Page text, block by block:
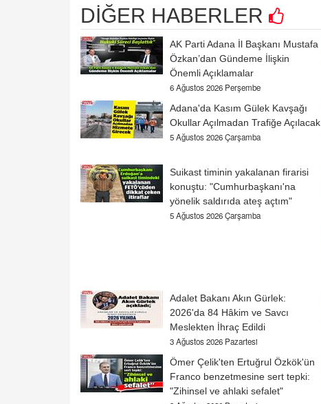
DİĞER HABERLER
AK Parti Adana İl Başkanı Mustafa
Özkan’dan Gündeme İlişkin
Önemli Açıklamalar
6 Ağustos 2026 Perşembe
Adana'da Kasım Gülek Kavşağı
Okullar Açılmadan Trafiğe Açılacak
5 Ağustos 2026 Çarşamba
Suikast timinin yakalanan firarisi
konuştu: "Cumhurbaşkanı'na
yönelik saldırıda ateş açtım"
5 Ağustos 2026 Çarşamba
Adalet Bakanı Akın Gürlek:
2026'da 84 Hâkim ve Savcı
Meslekten İhraç Edildi
3 Ağustos 2026 Pazartesi
Ömer Çelik'ten Ertuğrul Özkök'ün
Franco benzetmesine sert tepki:
"Zihinsel ve ahlaki sefalet"